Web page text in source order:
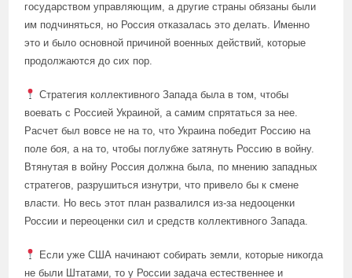
государством управляющим, а другие страны обязаны были
им подчиняться, но Россия отказалась это делать. Именно
это и было основной причиной военных действий, которые
продолжаются до сих пор.
Стратегия коллективного Запада была в том, чтобы
воевать с Россией Украиной, а самим спрятаться за нее.
Расчет был вовсе не на то, что Украина победит Россию на
поле боя, а на то, чтобы поглубже затянуть Россию в войну.
Втянутая в войну Россия должна была, по мнению западных
стратегов, разрушиться изнутри, что привело бы к смене
власти. Но весь этот план развалился из-за недооценки
России и переоценки сил и средств коллективного Запада.
Если уже США начинают собирать земли, которые никогда
не были Штатами, то у России задача естественнее и